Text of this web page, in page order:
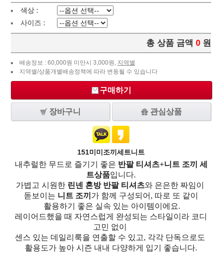
색상 :
사이즈 :
총 상품 금액 0 원
배송정보 : 60,000원 미만시 3,000원, 지역별
지역별/상품개별배송정책에 따라 변동될 수 있습니다
구매하기
장바구니 관심상품
151미미조끼세트니트
내추럴한 무드로 즐기기 좋은 반팔 티셔츠+니트 조끼 세
트상품입니다.
가볍고 시원한 린넨 혼방 반팔 티셔츠와 은은한 짜임이
돋보이는 니트 조끼 가 함께 구성되어, 따로 또 같이
활용하기 좋은 실속 있는 아이템이에요.
레이어드했을 때 자연스럽게 완성되는 스타일이라 코디
고민 없이
센스 있는 데일리룩을 연출할 수 있고, 각각 단독으로도
활용도가 높아 시즌 내내 다양하게 입기 좋습니다.